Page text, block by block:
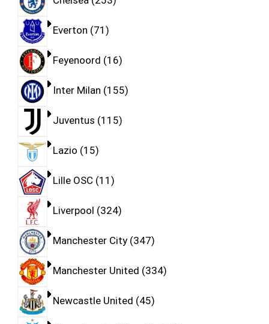
Everton 71
Feyenoord 16
Inter Milan 155
Juventus 115
Lazio 15
Lille OSC 11
Liverpool 324
Manchester City 347
Manchester United 334
Newcastle United 45